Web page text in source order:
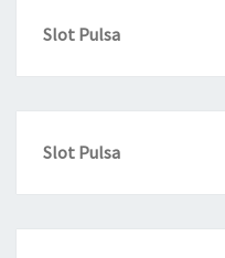
Slot Pulsa
Slot Pulsa